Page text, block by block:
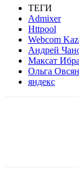
ТЕГИ
Admixer
Httpool
Webcom
Андрей
Максат
Ольга
яндекс